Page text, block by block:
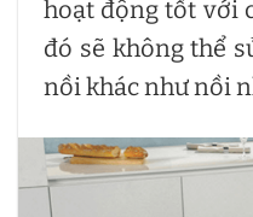
hoạt động tốt với
đó sẽ không thể
nồi khác như nồi